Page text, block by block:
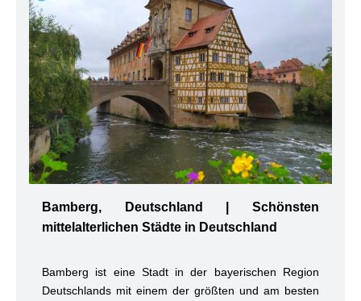
Bamberg, Deutschland | Schönsten
mittelalterlichen Städte in Deutschland
Bamberg ist eine Stadt in der bayerischen Region
Deutschlands mit einem der größten und am besten